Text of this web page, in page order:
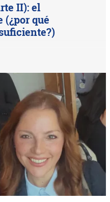
II): el
(¿por qué